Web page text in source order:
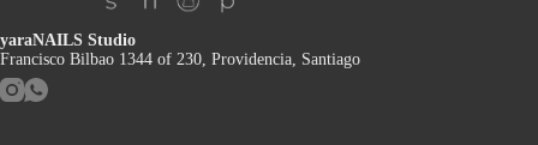
yaraNAILS Studio
Francisco Bilbao 1344 of 230, Providencia, Santiago